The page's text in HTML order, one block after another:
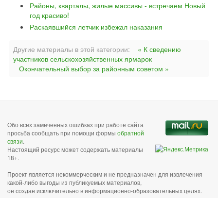
Районы, кварталы, жилые массивы - встречаем Новый
год красиво!
Раскаявшийся летчик избежал наказания
Другие материалы в этой категории:
« К сведению
участников сельскохозяйственных ярмарок
Окончательный выбор за районным советом »
Обо всех замеченных ошибках при работе сайта
просьба сообщать при помощи формы обратной
связи.
Настоящий ресурс может содержать материалы
18+.
Проект является некоммерческим и не предназначен для извлечения
какой-либо выгоды из публикуемых материалов,
он создан исключительно в информационно-образовательных целях.